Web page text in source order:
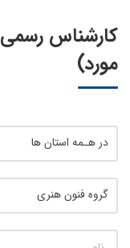
مورد)
در هـمه استان ها
گروه فنون هنری